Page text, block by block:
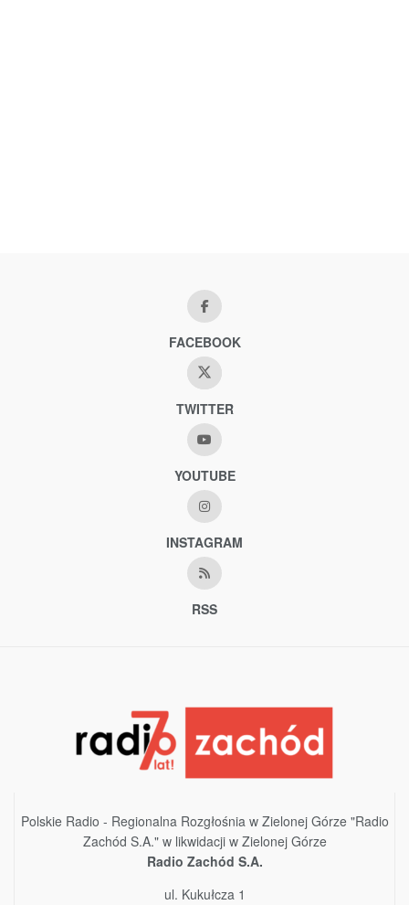
FACEBOOK
TWITTER
YOUTUBE
INSTAGRAM
RSS
Polskie Radio - Regionalna Rozgłośnia w Zielonej Górze "Radio
Zachód S.A." w likwidacji w Zielonej Górze
Radio Zachód S.A.
ul. Kukułcza 1